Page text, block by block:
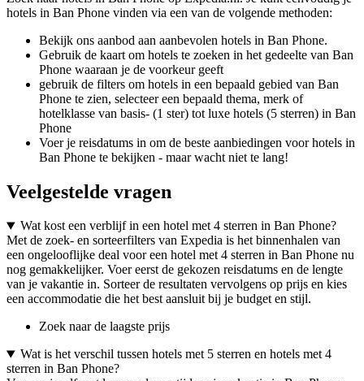
hotels in Ban Phone vinden via een van de volgende methoden:
Bekijk ons aanbod aan aanbevolen hotels in Ban Phone.
Gebruik de kaart om hotels te zoeken in het gedeelte van Ban
Phone waaraan je de voorkeur geeft
gebruik de filters om hotels in een bepaald gebied van Ban
Phone te zien, selecteer een bepaald thema, merk of
hotelklasse van basis- (1 ster) tot luxe hotels (5 sterren) in Ban
Phone
Voer je reisdatums in om de beste aanbiedingen voor hotels in
Ban Phone te bekijken - maar wacht niet te lang!
Veelgestelde vragen
Wat kost een verblijf in een hotel met 4 sterren in Ban Phone?
Met de zoek- en sorteerfilters van Expedia is het binnenhalen van
een ongelooflijke deal voor een hotel met 4 sterren in Ban Phone nu
nog gemakkelijker. Voer eerst de gekozen reisdatums en de lengte
van je vakantie in. Sorteer de resultaten vervolgens op prijs en kies
een accommodatie die het best aansluit bij je budget en stijl.
Zoek naar de laagste prijs
Wat is het verschil tussen hotels met 5 sterren en hotels met 4
sterren in Ban Phone?